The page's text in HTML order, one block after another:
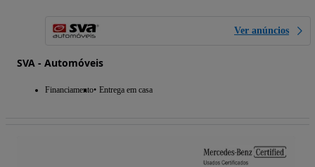
Ver anúncios
SVA - Automóveis
Financiamento Entrega em casa